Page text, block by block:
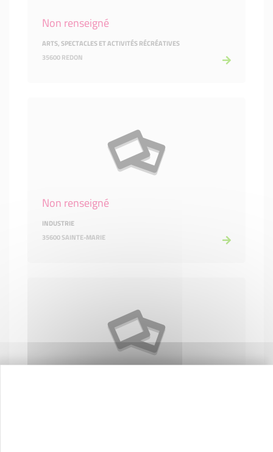
Non renseigné
ARTS, SPECTACLES ET ACTIVITÉS RÉCRÉATIVES
35600 REDON
Non renseigné
INDUSTRIE
35600 SAINTE-MARIE